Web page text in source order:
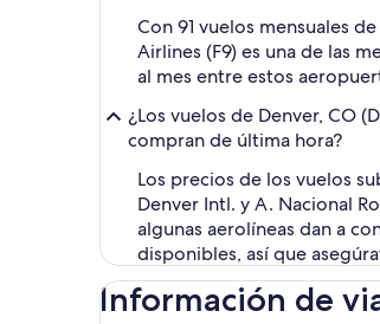
Con 91 vuelos mensuales
Airlines (F9) es una de las
al mes entre estos
¿Los vuelos de Denver, CO
compran de última hora?
Los precios de los vuelos
Denver Intl. y A. Nacional
algunas aerolíneas dan a
disponibles, así que
Información de